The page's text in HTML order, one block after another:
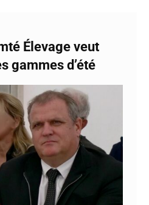
Élevage veut
gammes d’été